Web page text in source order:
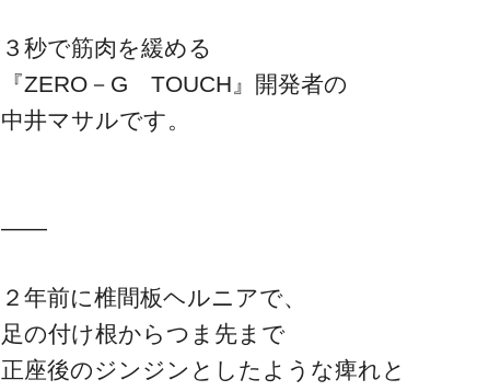
３秒で筋肉を緩める
『ZERO－G TOUCH』開発者の
中井マサルです。
――
２年前に椎間板ヘルニアで、
足の付け根からつま先まで
正座後のジンジンとしたような痺れと